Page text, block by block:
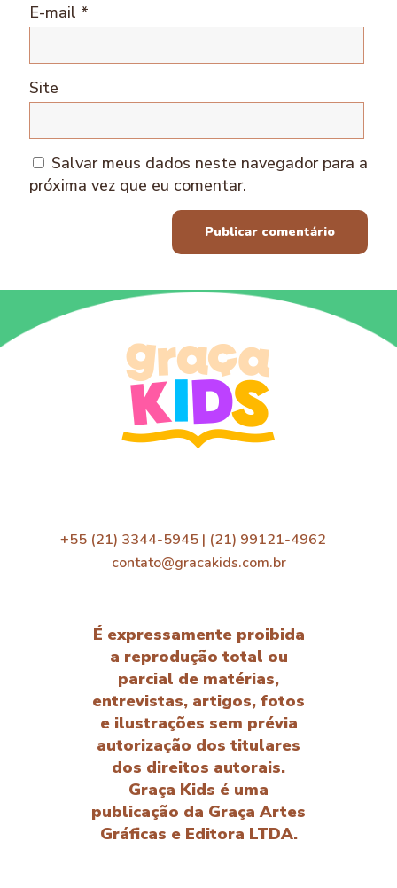
E-mail *
Site
Salvar meus dados neste navegador para a
próxima vez que eu comentar.
+55 (21) 3344-5945 | (21) 99121-4962
contato@gracakids.com.br
É expressamente proibida
a reprodução total ou
parcial de matérias,
entrevistas, artigos, fotos
e ilustrações sem prévia
autorização dos titulares
dos direitos autorais.
Graça Kids é uma
publicação da Graça Artes
Gráficas e Editora LTDA.